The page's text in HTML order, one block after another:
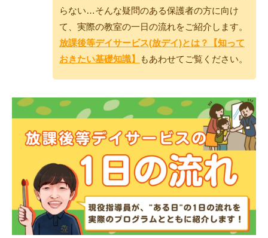
トレキング DIDIM
らない…そんな疑問のある保護者の方に向け
て、実際の教室の一日の流れをご紹介します。
放課後等デイサービス(放デイ)とは？【知って
おきたい基礎知識】
もあわせてご覧ください。